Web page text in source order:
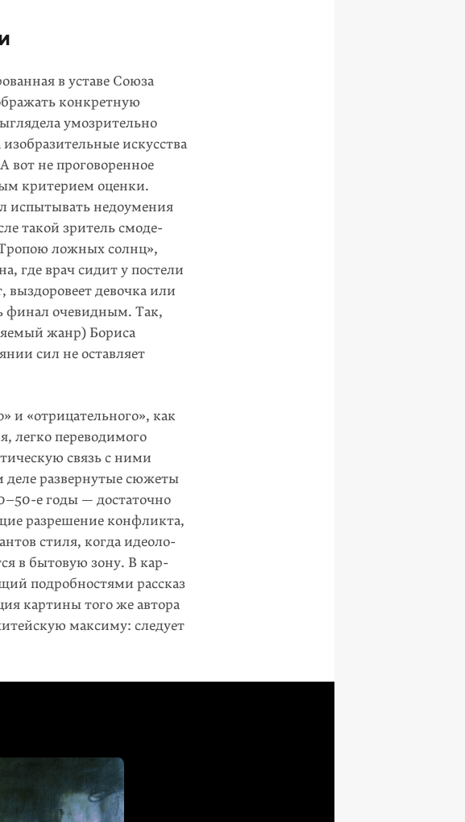
в уставе Союза
конкретную
умозрительно
искус­ства
вот не проговорен­ное
критерием оценки.
испытывать недоумения
такой зритель смоде­
ложных солнц»,
где врач сидит у постели
выздоровеет девочка или
финал очевидным. Так,
жанр) Бориса
сил не оставляет
и «отрицательного», как
легко переводимого
связь с ними
деле развернутые сюжеты
егоды — достаточно
разрешение конфликта,
стиля, когда идеоло­
в бытовую зону. В кар­
подробностями рассказ
картины того же автора
максиму: следует